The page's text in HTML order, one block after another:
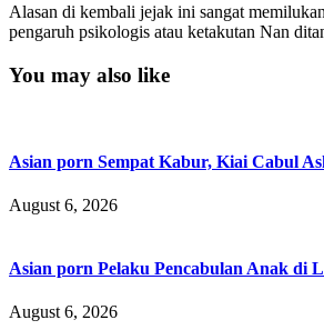
Alasan di kembali jejak ini sangat
pengaruh psikologis atau ketakutan Nan
You may also like
Asian porn Sempat Kabur, Kiai Cabul
August 6, 2026
Asian porn Pelaku Pencabulan Anak di
August 6, 2026